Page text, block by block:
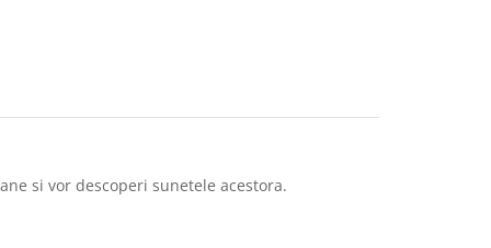
si vor descoperi sunetele acestora.